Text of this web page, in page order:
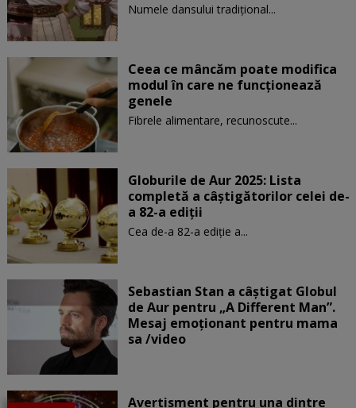
Numele dansului tradițional...
Ceea ce mâncăm poate modifica
modul în care ne funcţionează
genele
Fibrele alimentare, recunoscute...
Globurile de Aur 2025: Lista
completă a câștigătorilor celei de-
a 82-a ediții
Cea de-a 82-a ediție a...
Sebastian Stan a câștigat Globul
de Aur pentru „A Different Man”.
Mesaj emoționant pentru mama
sa /video
Avertisment pentru una dintre